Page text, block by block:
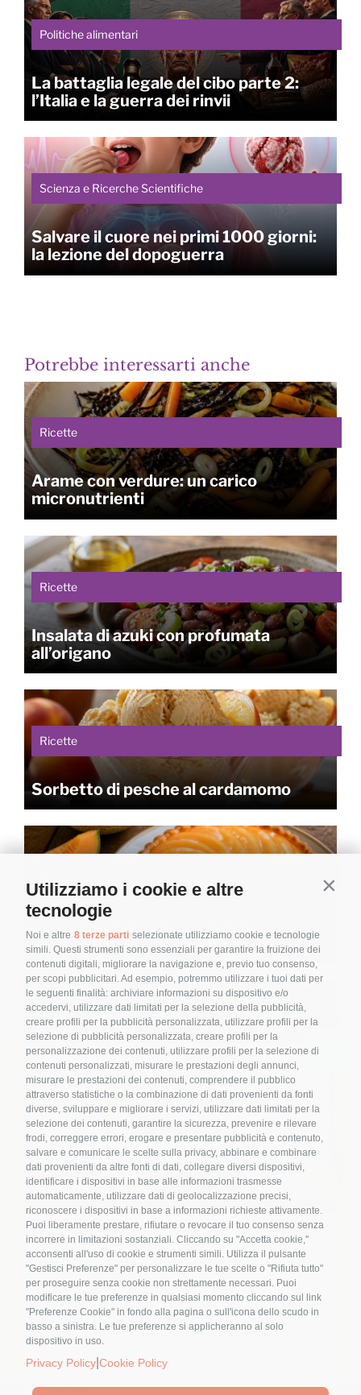
Utilizziamo i cookie e altre
tecnologie
Noi e altre 8 terze parti selezionate utilizziamo cookie e tecnologie
simili. Questi strumenti sono essenziali per garantire la fruizione dei
contenuti digitali, migliorare la navigazione e, previo tuo consenso,
per scopi pubblicitari. Ad esempio, potremmo utilizzare i tuoi dati per
le seguenti finalità: archiviare informazioni su dispositivo e/o
accedervi, utilizzare dati limitati per la selezione della pubblicità,
creare profili per la pubblicità personalizzata, utilizzare profili per la
selezione di pubblicità personalizzata, creare profili per la
personalizzazione dei contenuti, utilizzare profili per la selezione di
contenuti personalizzati, misurare le prestazioni degli annunci,
misurare le prestazioni dei contenuti, comprendere il pubblico
attraverso statistiche o la combinazione di dati provenienti da fonti
diverse, sviluppare e migliorare i servizi, utilizzare dati limitati per la
selezione dei contenuti, garantire la sicurezza, prevenire e rilevare
frodi, correggere errori, erogare e presentare pubblicità e contenuto,
salvare e comunicare le scelte sulla privacy, abbinare e combinare
dati provenienti da altre fonti di dati, collegare diversi dispositivi,
identificare i dispositivi in base alle informazioni trasmesse
automaticamente, utilizzare dati di geolocalizzazione precisi,
riconoscere i dispositivi in base a informazioni richieste attivamente.
Puoi liberamente prestare, rifiutare o revocare il tuo consenso senza
incorrere in limitazioni sostanziali. Cliccando su "Accetta cookie,"
acconsenti all'uso di cookie e strumenti simili. Utilizza il pulsante
"Gestisci Preferenze" per personalizzare le tue scelte o "Rifiuta tutto"
per proseguire senza cookie non strettamente necessari. Puoi
modificare le tue preferenze in qualsiasi momento cliccando sul link
"Preferenze Cookie" in fondo alla pagina o sull'icona dello scudo in
basso a sinistra. Le tue preferenze si applicheranno al solo
dispositivo in uso.
Privacy Policy Cookie Policy
Politiche alimentari
La battaglia legale del cibo parte 2:
l’Italia e la guerra dei rinvii
Scienza e Ricerche Scientifiche
Salvare il cuore nei primi 1000 giorni:
la lezione del dopoguerra
Potrebbe interessarti anche
Ricette
Arame con verdure: un carico
micronutrienti
Ricette
Insalata di azuki con profumata
all’origano
Ricette
Sorbetto di pesche al cardamomo
Crostata di melone cantalupo
agrumato
Ricette
Albicocche marinate in gelatina
Ricette
Lo tzatziki: dalla Grecia una ricetta
dalle origini remote
Nome *
Email*